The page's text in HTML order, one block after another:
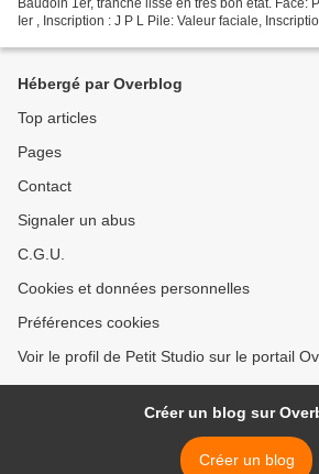
Ier , Inscription : J P L Pile: Valeur faciale,
Hébergé par Overblog
Top articles
Pages
Contact
Signaler un abus
C.G.U.
Cookies et données personnelles
Préférences cookies
Voir le profil de Petit Studio sur le portail
Créer un blog sur
Créer un blog